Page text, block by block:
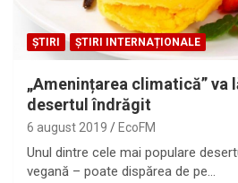
ȘTIRI ȘTIRI INTERNAȚIONALE
„Amenințarea climatică” va
desertul îndrăgit
6 august 2019 EcoFM
Unul dintre cele mai populare
vegană – poate dispărea de pe…